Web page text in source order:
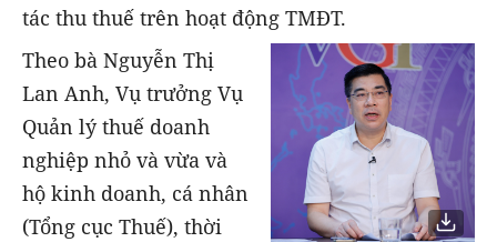
tác thu thuế trên hoạt động TMĐT.
Theo bà Nguyễn Thị
Lan Anh, Vụ trưởng Vụ
Quản lý thuế doanh
nghiệp nhỏ và vừa và
hộ kinh doanh, cá nhân
(Tổng cục Thuế), thời